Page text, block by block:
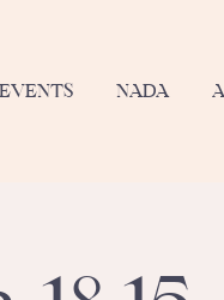
EVENTS NADA